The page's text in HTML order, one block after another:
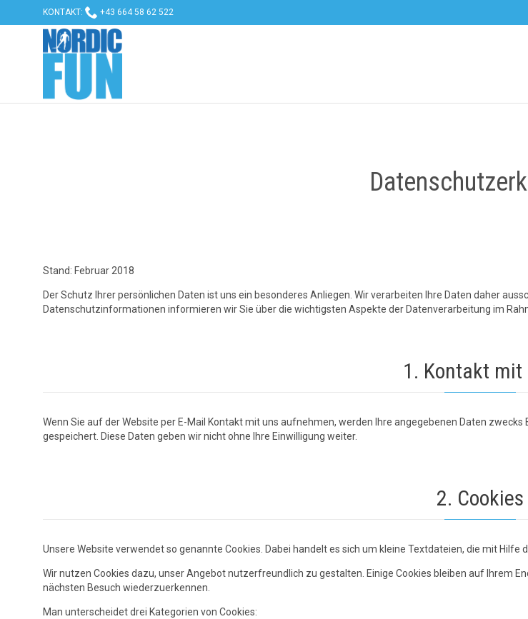
KONTAKT:  +43 664 58 62 522
Stand: Februar 2018
Der Schutz Ihrer persönlichen Daten ist uns ein besonderes Anliegen. Wir verarbeiten Ihre Daten daher
Datenschutzinformationen informieren wir Sie über die wichtigsten Aspekte der Datenverarbeitung im
1. Kontakt mit
Wenn Sie auf der Website per E-Mail Kontakt mit uns aufnehmen, werden Ihre angegebenen Daten
gespeichert. Diese Daten geben wir nicht ohne Ihre Einwilligung weiter.
2. Cookies
Unsere Website verwendet so genannte Cookies. Dabei handelt es sich um kleine Textdateien, die mit
Wir nutzen Cookies dazu, unser Angebot nutzerfreundlich zu gestalten. Einige Cookies bleiben auf Ihrem
nächsten Besuch wiederzuerkennen.
Man unterscheidet drei Kategorien von Cookies: